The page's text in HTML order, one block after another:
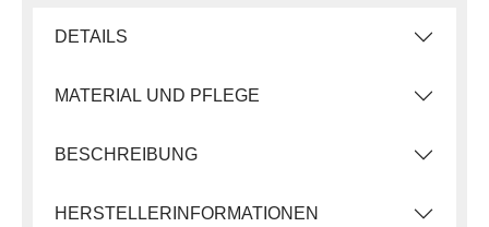
DETAILS
MATERIAL UND PFLEGE
BESCHREIBUNG
HERSTELLERINFORMATIONEN